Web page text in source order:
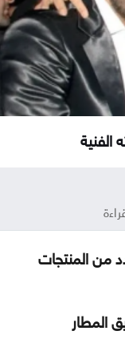
من المنتجات
المطار